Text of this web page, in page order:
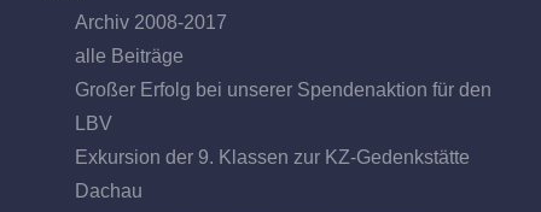
Archiv 2008-2017
alle Beiträge
Großer Erfolg bei unserer Spendenaktion für den
LBV
Exkursion der 9. Klassen zur KZ-Gedenkstätte
Dachau